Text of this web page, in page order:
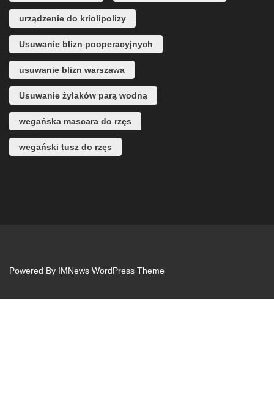
urządzenie do kriolipolizy
Usuwanie blizn pooperacyjnych
usuwanie blizn warszawa
Usuwanie żylaków parą wodną
wegańska mascara do rzęs
wegański tusz do rzęs
Powered By IMNews WordPress Theme